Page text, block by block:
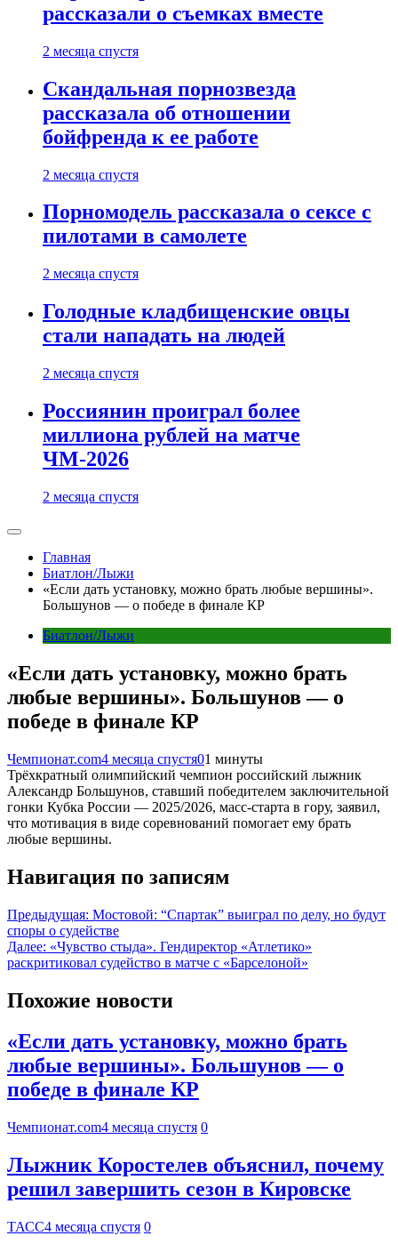
рассказали о съемках вместе
2 месяца спустя
Скандальная порнозвезда
рассказала об отношении
бойфренда к ее работе
2 месяца спустя
Порномодель рассказала о сексе с
пилотами в самолете
2 месяца спустя
Голодные кладбищенские овцы
стали нападать на людей
2 месяца спустя
Россиянин проиграл более
миллиона рублей на матче
ЧМ-2026
2 месяца спустя
Главная
Биатлон/Лыжи
«Если дать установку, можно брать любые вершины».
Большунов — о победе в финале КР
Биатлон/Лыжи
«Если дать установку, можно брать
любые вершины». Большунов — о
победе в финале КР
Чемпионат.com4 месяца спустя01 минуты
Трёхкратный олимпийский чемпион российский лыжник
Александр Большунов, ставший победителем заключительной
гонки Кубка России — 2025/2026, масс-старта в гору, заявил,
что мотивация в виде соревнований помогает ему брать
любые вершины.
Навигация по записям
Предыдущая: Мостовой: “Спартак” выиграл по делу, но будут
споры о судействе
Далее: «Чувство стыда». Гендиректор «Атлетико»
раскритиковал судейство в матче с «Барселоной»
Похожие новости
«Если дать установку, можно брать
любые вершины». Большунов — о
победе в финале КР
Чемпионат.com4 месяца спустя 0
Лыжник Коростелев объяснил, почему
решил завершить сезон в Кировске
ТАСС4 месяца спустя 0